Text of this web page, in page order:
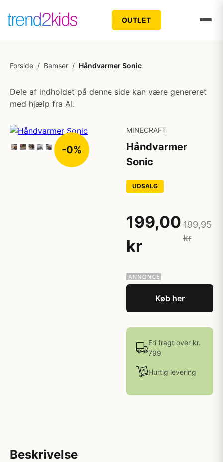
OUTLET
Forside / Bamser / Håndvarmer Sonic
Dele af indholdet på denne side kan være genereret
med hjælp fra AI.
-0%
MINECRAFT
Håndvarmer
Sonic
UDSALG
199,00
kr
199,95
kr
Køb her
Fri fragt over kr.
799
Hurtig levering
Beskrivelse